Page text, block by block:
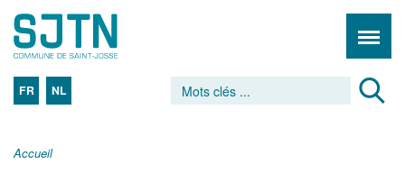
FR NL
Accueil